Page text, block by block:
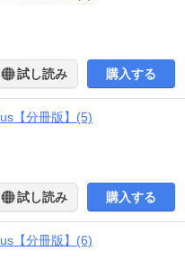
試し読み 購入する
【分冊版】(5)
試し読み 購入する
【分冊版】(6)